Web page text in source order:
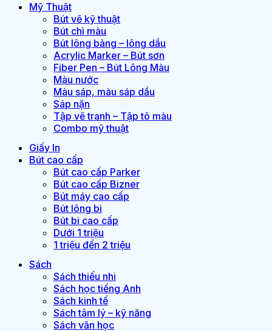
Mỹ Thuật
Bút vẽ kỹ thuật
Bút chì màu
Bút lông bảng – lông dầu
Acrylic Marker – Bút sơn
Fiber Pen – Bút Lông Màu
Màu nước
Màu sáp, màu sáp dầu
Sáp nặn
Tập vẽ tranh – Tập tô màu
Combo mỹ thuật
Giấy In
Bút cao cấp
Bút cao cấp Parker
Bút cao cấp Bizner
Bút máy cao cấp
Bút lông bi
Bút bi cao cấp
Dưới 1 triệu
1 triệu đến 2 triệu
Sách
Sách thiếu nhi
Sách học tiếng Anh
Sách kinh tế
Sách tâm lý – kỹ năng
Sách văn học